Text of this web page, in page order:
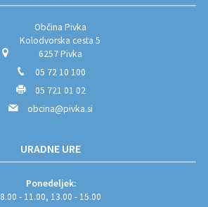
Občina Pivka
Kolodvorska cesta 5
6257 Pivka
05 72 10 100
05 721 01 02
obcina@pivka.si
URADNE URE
Ponedeljek:
8.00 - 11.00, 13.00 - 15.00